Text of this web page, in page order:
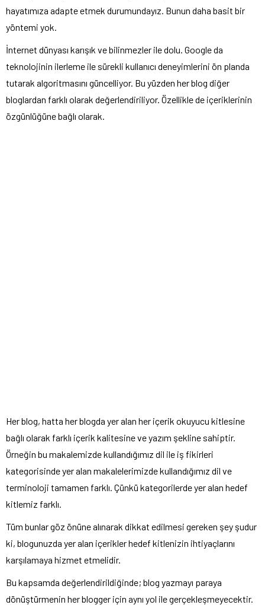
hayatımıza adapte etmek durumundayız. Bunun daha basit bir
yöntemi yok.
İnternet dünyası karışık ve bilinmezler ile dolu. Google da
teknolojinin ilerleme ile sürekli kullanıcı deneyimlerini ön planda
tutarak algoritmasını güncelliyor. Bu yüzden her blog diğer
bloglardan farklı olarak değerlendiriliyor. Özellikle de içeriklerinin
özgünlüğüne bağlı olarak.
Her blog, hatta her blogda yer alan her içerik okuyucu kitlesine
bağlı olarak farklı içerik kalitesine ve yazım şekline sahiptir.
Örneğin bu makalemizde kullandığımız dil ile iş fikirleri
kategorisinde yer alan makalelerimizde kullandığımız dil ve
terminoloji tamamen farklı. Çünkü kategorilerde yer alan hedef
kitlemiz farklı.
Tüm bunlar göz önüne alınarak dikkat edilmesi gereken şey şudur
ki, blogunuzda yer alan içerikler hedef kitlenizin ihtiyaçlarını
karşılamaya hizmet etmelidir.
Bu kapsamda değerlendirildiğinde; blog yazmayı paraya
dönüştürmenin her blogger için aynı yol ile gerçekleşmeyecektir.